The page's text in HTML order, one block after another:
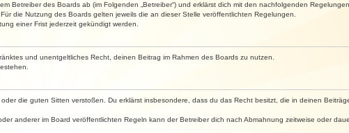
Betreiber des Boards ab (im Folgenden „Betreiber“) und erklärst dich mit den nachfolgenden
die Nutzung des Boards gelten jeweils die an dieser Stelle veröffentlichten Regelungen.
einer Frist jederzeit gekündigt werden.
und unentgeltliches Recht, deinen Beitrag im Rahmen des Boards zu nutzen.
die guten Sitten verstoßen. Du erklärst insbesondere, dass du das Recht besitzt, die in deinen
anderer im Board veröffentlichten Regeln kann der Betreiber dich nach Abmahnung zeitweise oder